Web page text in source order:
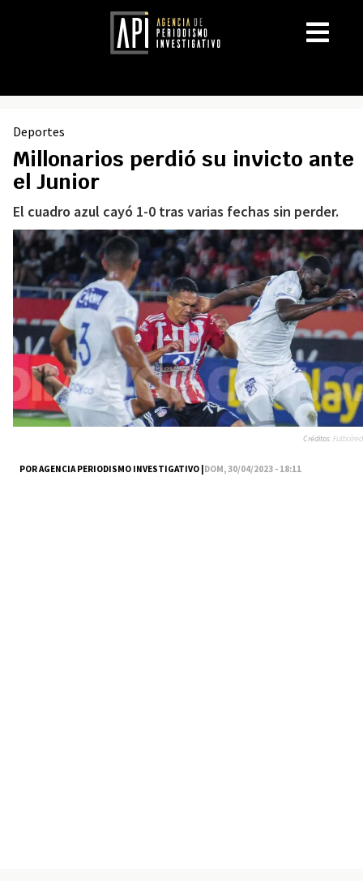
Deportes
Millonarios perdió su invicto ante
el Junior
El cuadro azul cayó 1-0 tras varias fechas sin perder.
POR AGENCIA PERIODISMO INVESTIGATIVO |DOM, 30/04/2023 - 18:11
Créditos:Futbolred